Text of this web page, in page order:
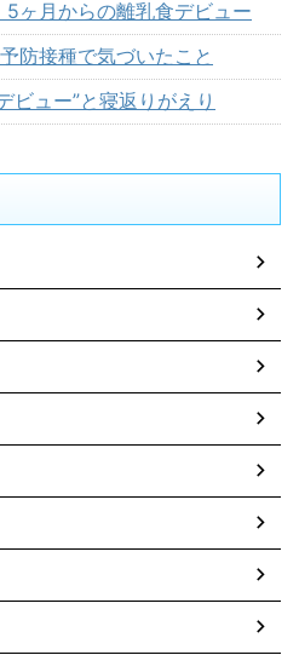
ヶ月からの離乳食デビュー
防接種で気づいたこと
ビュー”と寝返りがえり